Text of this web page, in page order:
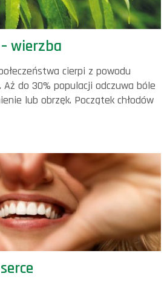
wierzba
cierpi z powodu
Aż do 30% populacji odczuwa bóle
lub obrzęk. Początek chłodów